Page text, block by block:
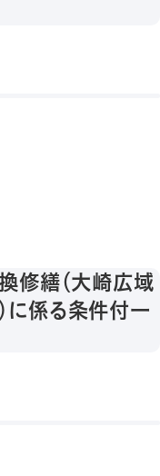
修繕（大崎広域
に係る条件付一